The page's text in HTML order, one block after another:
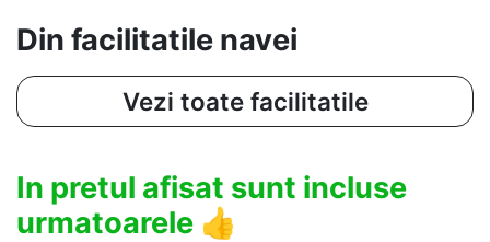
Din facilitatile navei
Vezi toate facilitatile
In pretul afisat sunt incluse
urmatoarele 👍